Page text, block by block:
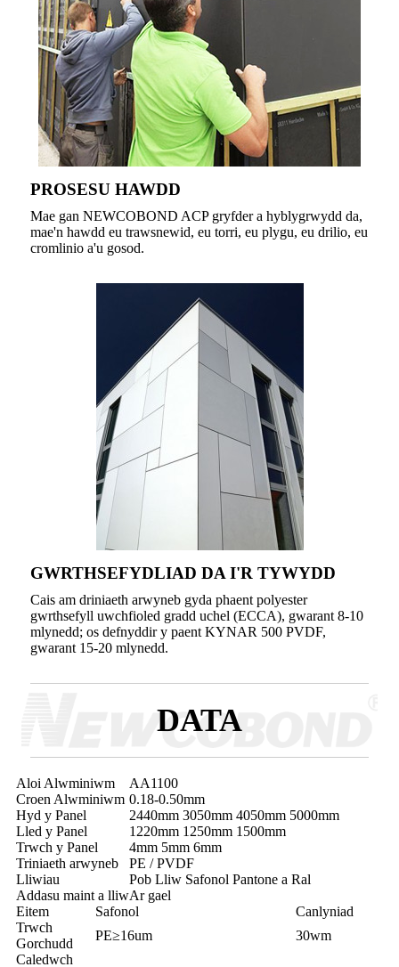
PROSESU HAWDD
Mae gan NEWCOBOND ACP gryfder a hyblygrwydd da,
mae'n hawdd eu trawsnewid, eu torri, eu plygu, eu drilio, eu
cromlinio a'u gosod.
GWRTHSEFYDLIAD DA I'R TYWYDD
Cais am driniaeth arwyneb gyda phaent polyester
gwrthsefyll uwchfioled gradd uchel (ECCA), gwarant 8-10
mlynedd; os defnyddir y paent KYNAR 500 PVDF,
gwarant 15-20 mlynedd.
DATA
Aloi Alwminiwm
AA1100
Croen Alwminiwm 0.18-0.50mm
Hyd y Panel
2440mm 3050mm 4050mm 5000mm
Lled y Panel
1220mm 1250mm 1500mm
Trwch y Panel
4mm 5mm 6mm
Triniaeth arwyneb
PE / PVDF
Lliwiau
Pob Lliw Safonol Pantone a Ral
Addasu maint a lliwAr gael
Eitem
Safonol
Canlyniad
Trwch
Gorchudd
PE≥16um
30wm
Caledwch